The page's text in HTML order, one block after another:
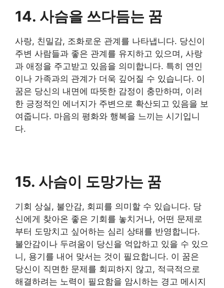
14. 사슴을 쓰다듬는 꿈
사랑, 친밀감, 조화로운 관계를 나타냅니다. 당신이
주변 사람들과 좋은 관계를 유지하고 있으며, 사랑
과 애정을 주고받고 있음을 의미합니다. 특히 연인
이나 가족과의 관계가 더욱 깊어질 수 있습니다. 이
꿈은 당신의 내면에 따뜻한 감정이 충만하며, 이러
한 긍정적인 에너지가 주변으로 확산되고 있음을 보
여줍니다. 마음의 평화와 행복을 느끼는 시기입니
다.
15. 사슴이 도망가는 꿈
기회 상실, 불안감, 회피를 의미할 수 있습니다. 당
신에게 찾아온 좋은 기회를 놓치거나, 어떤 문제로
부터 도망치고 싶어하는 심리 상태를 반영합니다.
불안감이나 두려움이 당신을 억압하고 있을 수 있으
니, 용기를 내어 맞서는 것이 필요합니다. 이 꿈은
당신이 직면한 문제를 회피하지 않고, 적극적으로
해결하려는 노력이 필요함을 암시하는 경고 메시지